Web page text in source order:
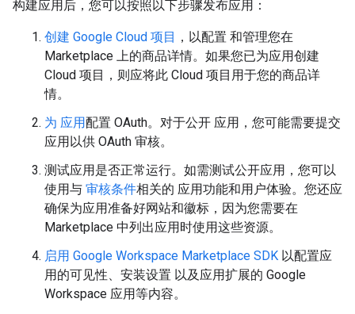
构建应用后，您可以按照以下步骤发布应用：
创建 Google Cloud 项目 ，以配置 和管理您在
Marketplace 上的商品详情。如果您已为应用创建
Cloud 项目，则应将此 Cloud 项目用于您的商品详
情。
为 应用配置 OAuth。对于公开 应用，您可能需要提交
应用以供 OAuth 审核。
测试应用是否正常运行。如需测试公开应用，您可以
使用与 审核条件相关的 应用功能和用户体验。您还应
确保为应用准备好网站和徽标，因为您需要在
Marketplace 中列出应用时使用这些资源。
启用 Google Workspace Marketplace SDK 以配置应
用的可见性、安装设置 以及应用扩展的 Google
Workspace 应用等内容。